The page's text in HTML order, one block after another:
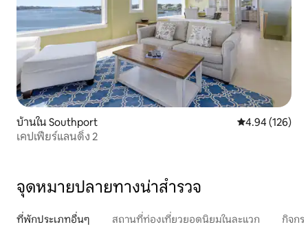
บ้านใน Southport คะแนนเฉลี่ย
4.94 (126)
เคปเฟียร์แลนดิ้ง 2
จุดหมายปลายทางน่าสำรวจ
ที่พักประเภทอื่นๆ สถานที่ท่องเที่ยวยอดนิยมในละแวก กิจกร